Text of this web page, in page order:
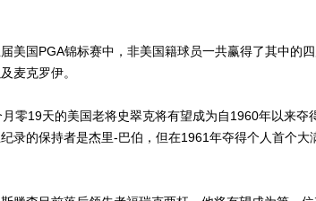
国PGA锦标赛中，非美国籍球员一共赢得了其中的四
麦克罗伊。
19天的美国老将史翠克将有望成为自1960年以来夺
录的保持者是杰里-巴伯，但在1961年夺得个人首个大